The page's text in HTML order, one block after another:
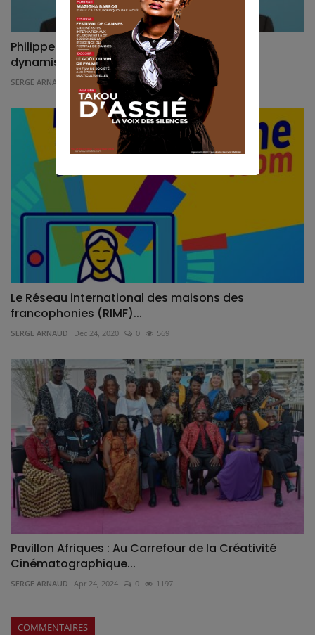
Philippe Lacôte crée NEXT STORY LAB pour
dynamiser la nouvelle...
SERGE ARNAUD Mar 1, 2026 794
Le Réseau international des maisons des
francophonies (RIMF)...
SERGE ARNAUD Dec 24, 2020 0 569
Pavillon Afriques : Au Carrefour de la Créativité
Cinématographique...
SERGE ARNAUD Apr 24, 2024 0 1197
COMMENTAIRES